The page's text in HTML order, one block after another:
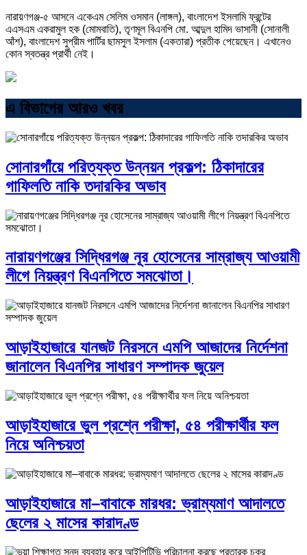
নারায়ণগঞ্জ-৫ আসনে একেএম সেলিম ওসমান (লাঙ্গল), বাংলাদেশ ইসলামি ফ্রন্টের
এএসএম একরামুল হক (মোমবাতি), তৃণমূল বিএনপি মো. আব্দুল হামিদ ভাসানী (সোনালী
আঁশ), বাংলাদেশ সুপ্রীম পার্টির ছামসুল ইসলাম (একতারা) প্রতীক পেয়েছেন। এখানেও
কোন স্বতন্ত্র প্রার্থী নেই।
এ বিভাগের আরও খবর
সোনারগাঁয়ে পরিত্যক্ত উন্নয়ন প্রকল্প: ঠিকাদারের
গাফিলতি নাকি তদারকির অভাব
নারায়ণগঞ্জের সিদ্ধিরগঞ্জ নূর হোসেনের সাম্রাজ্য আওয়ামী
লীগে নিয়ন্ত্রণ বিএনপিতে সমঝোতা।
আড়াইহাজারে যানজট নিরসনে এমপি আজাদের নির্দেশনা
জানালেন বিএনপির সাধারণ সম্পাদক জুয়েল
আড়াইহাজারে ভুল প্রশ্নে পরীক্ষা, ৫৪ পরীক্ষার্থীর ফল
নিয়ে অনিশ্চয়তা
আড়াইহাজারে মা–বাবাকে মারধর: ভ্রাম্যমাণ আদালতে
ছেলের ২ মাসের কারাদণ্ড